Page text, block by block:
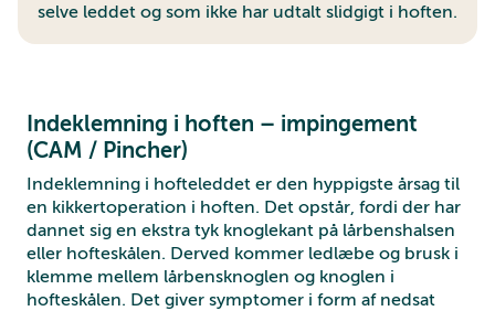
selve leddet og som ikke har udtalt slidgigt i hoften.
Indeklemning i hoften – impingement
(CAM / Pincher)
Indeklemning i hofteleddet er den hyppigste årsag til
en kikkertoperation i hoften. Det opstår, fordi der har
dannet sig en ekstra tyk knoglekant på lårbenshalsen
eller hofteskålen. Derved kommer ledlæbe og brusk i
klemme mellem lårbensknoglen og knoglen i
hofteskålen. Det giver symptomer i form af nedsat